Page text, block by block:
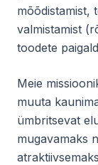
mõõdistamist,
valmistamist
toodete
Meie
muuta
ümbritsevat
mugavamaks